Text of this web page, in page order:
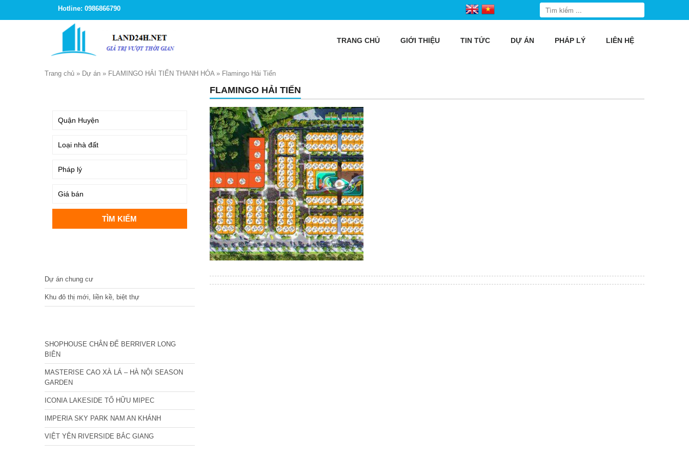
Hotline: 0986866790
TRANG CHỦ GIỚI THIỆU TIN TỨC DỰ ÁN PHÁP LÝ LIÊN HỆ
Trang chủ » Dự án » FLAMINGO HẢI TIẾN THANH HÓA» Flamingo Hải Tiến
FLAMINGO HẢI TIẾN
Dự án chung cư
Khu đô thị mới, liền kề, biệt thự
SHOPHOUSE CHÂN ĐẾ BERRIVER LONG
BIÊN
MASTERISE CAO XÀ LÁ – HÀ NỘI SEASON
GARDEN
ICONIA LAKESIDE TỐ HỮU MIPEC
IMPERIA SKY PARK NAM AN KHÁNH
VIỆT YÊN RIVERSIDE BẮC GIANG